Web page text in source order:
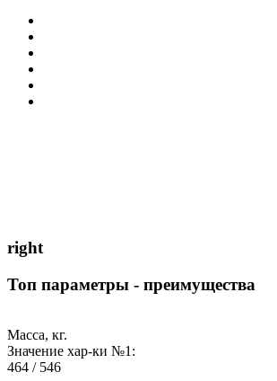
right
Топ параметры - преимущества
Масса, кг.
Значение хар-ки №1:
464 / 546